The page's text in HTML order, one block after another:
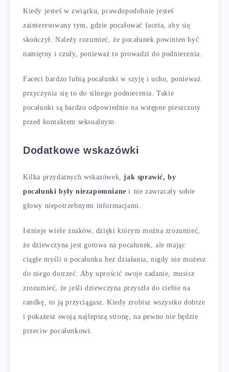
Kiedy jesteś w związku, prawdopodobnie jesteś
zainteresowany tym, gdzie pocałować faceta, aby się
skończył. Należy rozumieć, że pocałunek powinien być
namiętny i czuły, ponieważ to prowadzi do podniecenia.
Faceci bardzo lubią pocałunki w szyję i ucho, ponieważ
przyczynia się to do silnego podniecenia. Takie
pocałunki są bardzo odpowiednie na wstępne pieszczoty
przed kontaktem seksualnym.
Dodatkowe wskazówki
Kilka przydatnych wskazówek,jak sprawić, by
pocałunki były niezapomniane i nie zawracały sobie
głowy niepotrzebnymi informacjami.
Istnieje wiele znaków, dzięki którym można zrozumieć,
że dziewczyna jest gotowa na pocałunek, ale mając
ciągłe myśli o pocałunku bez działania, nigdy nie możesz
do niego dotrzeć. Aby uprościć swoje zadanie, musisz
zrozumieć, że jeśli dziewczyna przyszła do ciebie na
randkę, to ją przyciągasz. Kiedy zrobisz wszystko dobrze
i pokażesz swoją najlepszą stronę, na pewno nie będzie
przeciw pocałunkowi.